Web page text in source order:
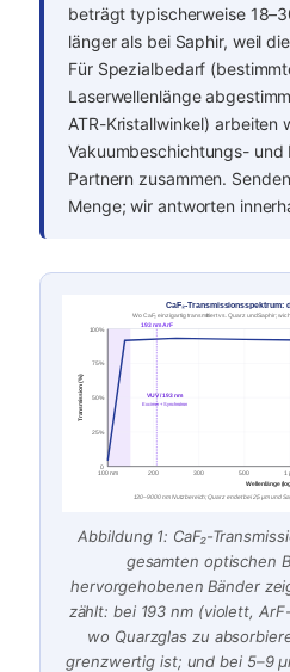
beträgt typischerweise
länger als bei Saphir, weil
Für Spezialbedarf
Laserwellenlänge
ATR-Kristallwinkel) arbeiten
Vakuumbeschichtungs- und
Partnern zusammen.
Menge; wir antworten
CaF₂-Transmissionsspektrum:
Wo CaF₂ einzigartig transmittiert vs. Quarz und Saphir;
100 nm 200 300 500 1
Wellenlänge
100%
75%
50%
25%
0
Transmission (%) VUV / 193 nm
Excimer + Synchrotron
193 nm ArF
130–9000 nm Nutzbereich; Quarz endet bei 2,5 µm und
Abbildung 1: CaF₂-
gesamten optischen
hervorgehobenen Bänder
zählt: bei 193 nm (violett,
wo Quarzglas zu
grenzwertig ist; und bei 5–9